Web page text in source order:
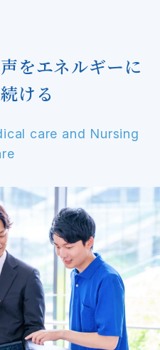
をエネルギーに
ける
care and Nursing